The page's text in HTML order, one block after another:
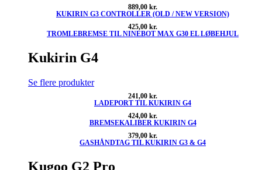
889,00 kr.
KUKIRIN G3 CONTROLLER (OLD / NEW VERSION)
425,00 kr.
TROMLEBREMSE TIL NINEBOT MAX G30 EL LØBEHJUL
Kukirin G4
Se flere produkter
241,00 kr.
LADEPORT TIL KUKIRIN G4
424,00 kr.
BREMSEKALIBER KUKIRIN G4
379,00 kr.
GASHÅNDTAG TIL KUKIRIN G3 & G4
Kugoo G2 Pro